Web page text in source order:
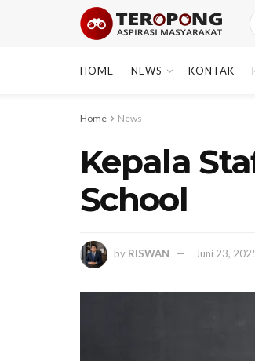
HOME NEWS KONTAK
Home News
Kepala
School
by RISWAN Juni 23,